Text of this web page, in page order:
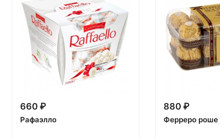
660 ₽
Рафаэлло
880 ₽
Ферреро роше